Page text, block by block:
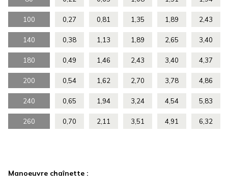
100 0,27 0,81 1,35 1,89 2,43
140 0,38 1,13 1,89 2,65 3,40
180 0,49 1,46 2,43 3,40 4,37
200 0,54 1,62 2,70 3,78 4,86
240 0,65 1,94 3,24 4,54 5,83
260 0,70 2,11 3,51 4,91 6,32
Manoeuvre chaînette :